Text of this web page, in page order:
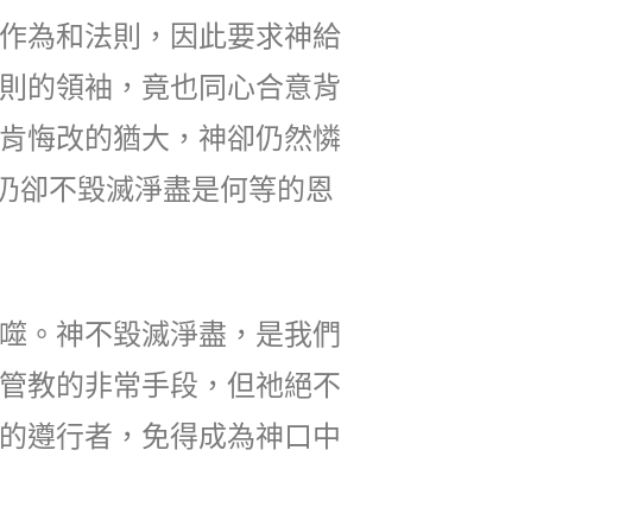
為和法則，因此要求神給
的領袖，竟也同心合意背
悔改的猶大，神卻仍然憐
卻不毀滅淨盡是何等的恩
。神不毀滅淨盡，是我們
教的非常手段，但祂絕不
遵行者，免得成為神口中